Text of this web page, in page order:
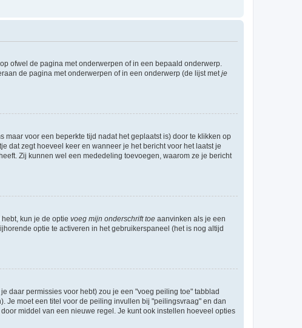
ofwel de pagina met onderwerpen of in een bepaald onderwerp.
de pagina met onderwerpen of in een onderwerp (de lijst met je
voor een beperkte tijd nadat het geplaatst is) door te klikken op
dat zegt hoeveel keer en wanneer je het bericht voor het laatst je
Zij kunnen wel een mededeling toevoegen, waarom ze je bericht
kun je de optie voeg mijn onderschrift toe aanvinken als je een
optie te activeren in het gebruikerspaneel (het is nog altijd
daar permissies voor hebt) zou je een "voeg peiling toe" tabblad
Je moet een titel voor de peiling invullen bij "peilingsvraag" en dan
middel van een nieuwe regel. Je kunt ook instellen hoeveel opties